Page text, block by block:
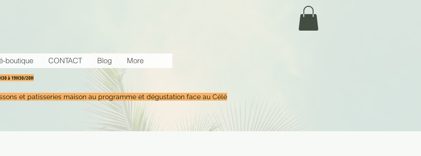
boutique CONTACT Blog More
à 19H30/20H
et patisseries maison au programme et dégustation face au Célé